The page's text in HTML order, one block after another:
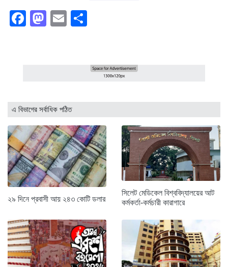
Facebook
Mastodon
Email
এ বিভাগের সর্বাধিক পঠিত
২৯ দিনে প্রবাসী আয় ২৪৩ কোটি ডলার
সিলেট মেডিকেল বিশ্ববিদ্যালয়ের আট
কর্মকর্তা-কর্মচারী কারাগারে